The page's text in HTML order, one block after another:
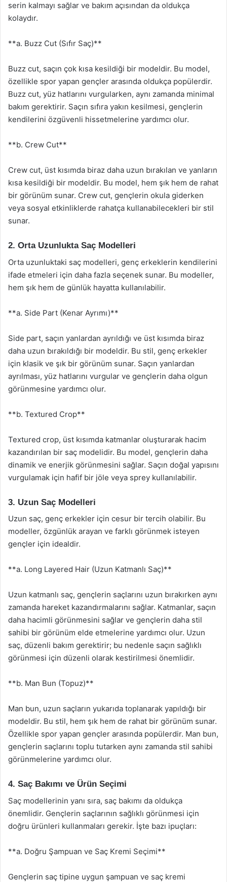
serin kalmayı sağlar ve bakım açısından da oldukça
kolaydır.
**a. Buzz Cut (Sıfır Saç)**
Buzz cut, saçın çok kısa kesildiği bir modeldir. Bu model,
özellikle spor yapan gençler arasında oldukça popülerdir.
Buzz cut, yüz hatlarını vurgularken, aynı zamanda minimal
bakım gerektirir. Saçın sıfıra yakın kesilmesi, gençlerin
kendilerini özgüvenli hissetmelerine yardımcı olur.
**b. Crew Cut**
Crew cut, üst kısımda biraz daha uzun bırakılan ve yanların
kısa kesildiği bir modeldir. Bu model, hem şık hem de rahat
bir görünüm sunar. Crew cut, gençlerin okula giderken
veya sosyal etkinliklerde rahatça kullanabilecekleri bir stil
sunar.
2. Orta Uzunlukta Saç Modelleri
Orta uzunluktaki saç modelleri, genç erkeklerin kendilerini
ifade etmeleri için daha fazla seçenek sunar. Bu modeller,
hem şık hem de günlük hayatta kullanılabilir.
**a. Side Part (Kenar Ayrımı)**
Side part, saçın yanlardan ayrıldığı ve üst kısımda biraz
daha uzun bırakıldığı bir modeldir. Bu stil, genç erkekler
için klasik ve şık bir görünüm sunar. Saçın yanlardan
ayrılması, yüz hatlarını vurgular ve gençlerin daha olgun
görünmesine yardımcı olur.
**b. Textured Crop**
Textured crop, üst kısımda katmanlar oluşturarak hacim
kazandırılan bir saç modelidir. Bu model, gençlerin daha
dinamik ve enerjik görünmesini sağlar. Saçın doğal yapısını
vurgulamak için hafif bir jöle veya sprey kullanılabilir.
3. Uzun Saç Modelleri
Uzun saç, genç erkekler için cesur bir tercih olabilir. Bu
modeller, özgünlük arayan ve farklı görünmek isteyen
gençler için idealdir.
**a. Long Layered Hair (Uzun Katmanlı Saç)**
Uzun katmanlı saç, gençlerin saçlarını uzun bırakırken aynı
zamanda hareket kazandırmalarını sağlar. Katmanlar, saçın
daha hacimli görünmesini sağlar ve gençlerin daha stil
sahibi bir görünüm elde etmelerine yardımcı olur. Uzun
saç, düzenli bakım gerektirir; bu nedenle saçın sağlıklı
görünmesi için düzenli olarak kestirilmesi önemlidir.
**b. Man Bun (Topuz)**
Man bun, uzun saçların yukarıda toplanarak yapıldığı bir
modeldir. Bu stil, hem şık hem de rahat bir görünüm sunar.
Özellikle spor yapan gençler arasında popülerdir. Man bun,
gençlerin saçlarını toplu tutarken aynı zamanda stil sahibi
görünmelerine yardımcı olur.
4. Saç Bakımı ve Ürün Seçimi
Saç modellerinin yanı sıra, saç bakımı da oldukça
önemlidir. Gençlerin saçlarının sağlıklı görünmesi için
doğru ürünleri kullanmaları gerekir. İşte bazı ipuçları:
**a. Doğru Şampuan ve Saç Kremi Seçimi**
Gençlerin saç tipine uygun şampuan ve saç kremi